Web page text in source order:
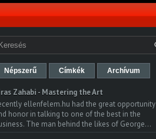
Népszerű Címkék Archívum
Zahabi - Mastering the Art
ellenfelem.hu had the great opportunity
honor in talking to one of the best in the
The man behind the likes of George...